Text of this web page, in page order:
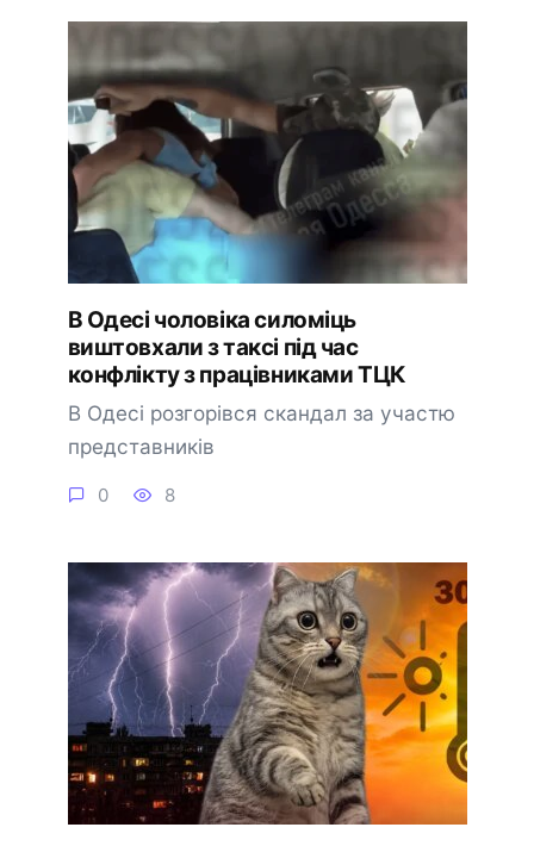
В Одесі чоловіка силоміць
виштовхали з таксі під час
конфлікту з працівниками ТЦК
В Одесі розгорівся скандал за участю
представників
0 8